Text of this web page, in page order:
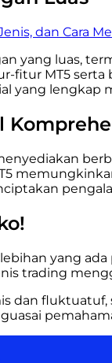
dan Cara
yang luas,
fitur MT5
yang lengkap
yang
trading
dan